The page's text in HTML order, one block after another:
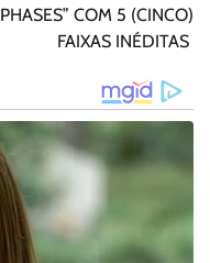
PHASES” COM 5 (CINCO)
FAIXAS INÉDITAS